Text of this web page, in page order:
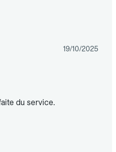
19/10/2025
du service.